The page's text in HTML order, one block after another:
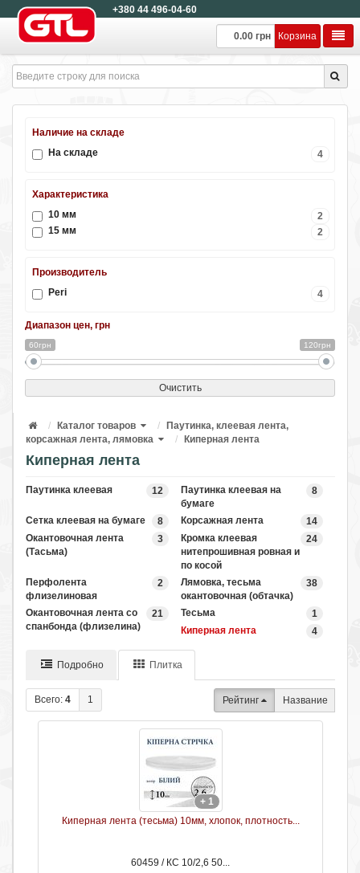
+380 44 496-04-60
0.00 грн Корзина
Наличие на складе
4
На складе
Характеристика
2
10 мм
2
15 мм
Производитель
4
Peri
Диапазон цен, грн
60грн 120грн
Очистить
Каталог товаров
Паутинка, клеевая лента,
корсажная лента, лямовка
Киперная лента
Киперная лента
12
Паутинка клеевая 8
Паутинка клеевая на
бумаге
8
Сетка клеевая на бумаге 14
Корсажная лента
3
Окантовочная лента
(Тасьма)
24
Кромка клеевая
нитепрошивная ровная и
по косой
2
Перфолента
флизелиновая
38
Лямовка, тесьма
окантовочная (обтачка)
21
Окантовочная лента со
спанбонда (флизелина)
1
Тесьма
4
Киперная лента
Подробно Плитка
Всего: 4 1 Рейтинг Название
+ 1
Киперная лента (тесьма) 10мм, хлопок, плотность...
60459 / КС 10/2,6 50...